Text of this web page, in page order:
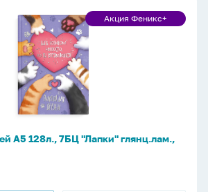
Акция
Акция Феникс+
А5 128л., 7БЦ "Лапки" глянц.лам.,